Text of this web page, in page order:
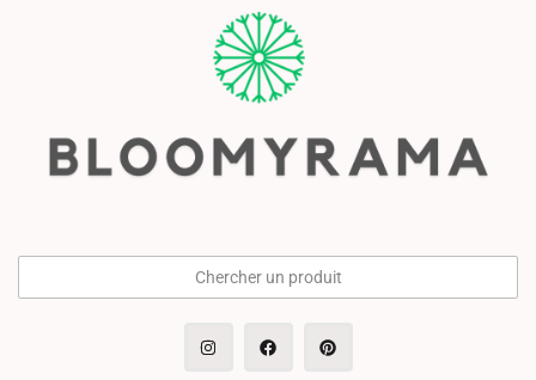
Chercher un produit